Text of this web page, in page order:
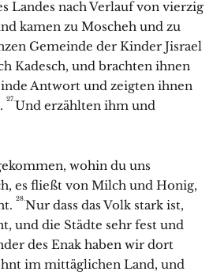
Landes nach Verlauf von vierzig
kamen zu Moscheh und zu
Gemeinde der Kinder Jisrael
Kadesch, und brachten ihnen
Antwort und zeigten ihnen
27.Und erzählten ihm und
wohin du uns
es fließt von Milch und Honig,
28.Nur dass das Volk stark ist,
und die Städte sehr fest und
des Enak haben wir dort
im mittäglichen Land, und